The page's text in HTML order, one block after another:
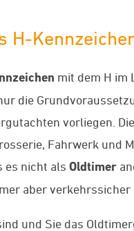
H-
mit dem H im
die
vorliegen.
Fahrwerk und
es nicht als Oldtimer
aber
und Sie das